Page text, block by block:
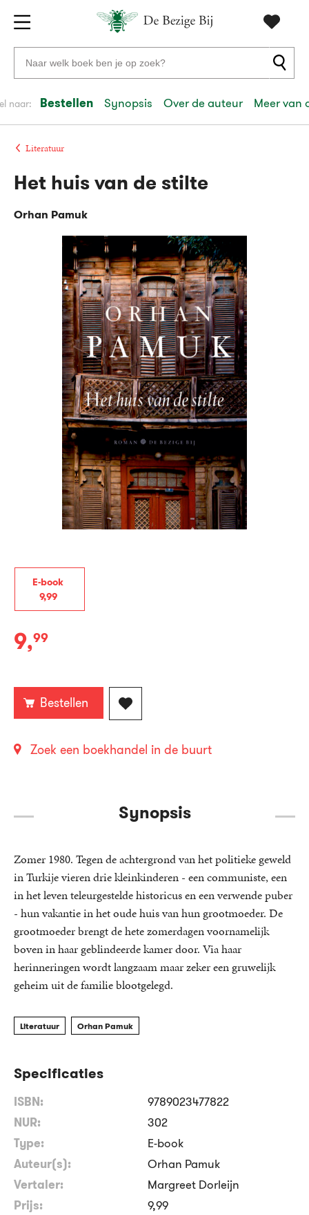
Gratis
verzending
vanaf
20
euro
Voor
23:59
volgendein
Veilig
Gratis
Zoeken
naar
auteurs
en
uitgevers
naar: Bestellen Synopsis Over de auteur Meer van
Literatuur
E-book
9,99
E-
9,99
Bestellen
Zoek een boekhandel in de buurt
Het huis van de stilte
Orhan Pamuk
Synopsis
Zomer 1980. Tegen de achtergrond van het politieke geweld
in Turkije vieren drie kleinkinderen - een communiste, een
in het leven teleurgestelde historicus en een verwende puber
- hun vakantie in het oude huis van hun grootmoeder. De
grootmoeder brengt de hete zomerdagen voornamelijk
boven in haar geblindeerde kamer door. Via haar
herinneringen wordt langzaam maar zeker een gruwelijk
geheim uit de familie blootgelegd.
Literatuur Orhan Pamuk
Specificaties
ISBN:
9789023477822
NUR:
302
Type:
E-book
Auteur(s):
Orhan Pamuk
Vertaler:
Margreet Dorleijn
Prijs:
9,99